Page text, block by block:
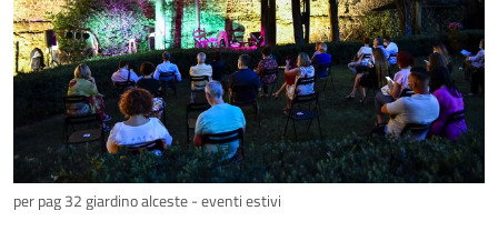
per pag 32 giardino alceste - eventi estivi